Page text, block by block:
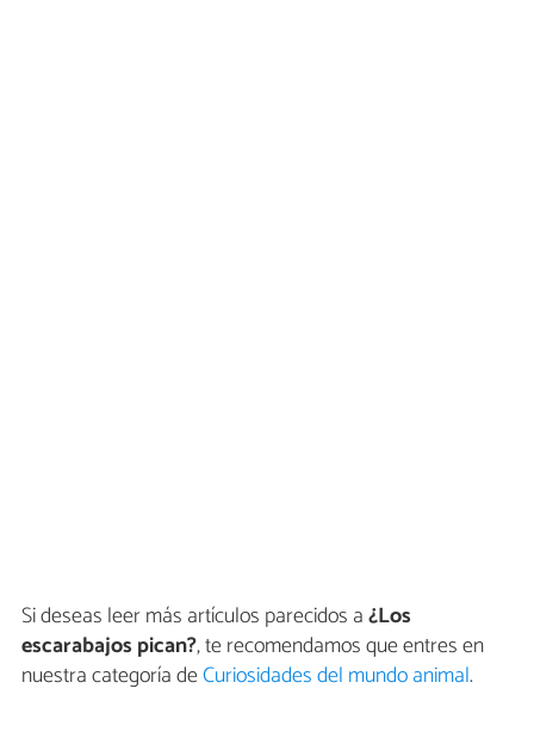
Si deseas leer más artículos parecidos a¿Los
escarabajos pican?, te recomendamos que entres en
nuestra categoría deCuriosidades del mundo animal.